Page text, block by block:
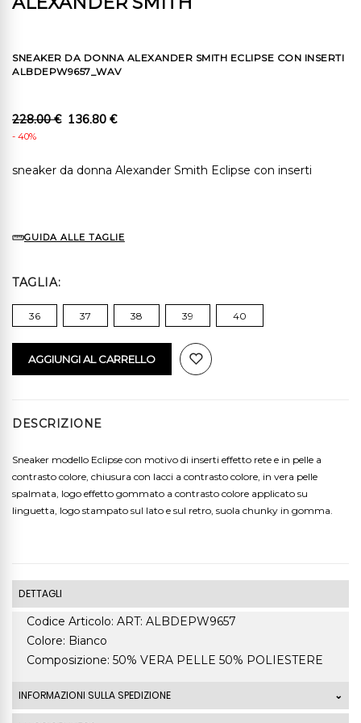
SNEAKER DA DONNA ALEXANDER SMITH ECLIPSE CON INSERTI
ALBDEPW9657_WAV
228.00 € 136.80 €
- 40%
sneaker da donna Alexander Smith Eclipse con inserti
GUIDA ALLE TAGLIE
TAGLIA
36 37 38 39 40
AGGIUNGI AL CARRELLO
DESCRIZIONE
Sneaker modello Eclipse con motivo di inserti effetto rete e in pelle a
contrasto colore, chiusura con lacci a contrasto colore, in vera pelle
spalmata, logo effetto gommato a contrasto colore applicato su
linguetta, logo stampato sul lato e sul retro, suola chunky in gomma.
DETTAGLI
Codice Articolo: ART: ALBDEPW9657
Colore: Bianco
Composizione: 50% VERA PELLE 50% POLIESTERE
INFORMAZIONI SULLA SPEDIZIONE